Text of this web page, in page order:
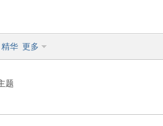
精华 更多
题